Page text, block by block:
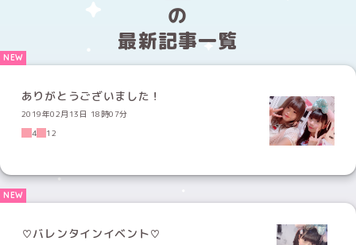
の
最新記事一覧
ありがとうございました！
2019年02月13日 18時07分
4
12
♡バレンタインイベント♡